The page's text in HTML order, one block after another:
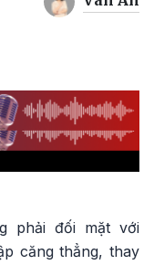
phải đối mặt với
căng thẳng, thay